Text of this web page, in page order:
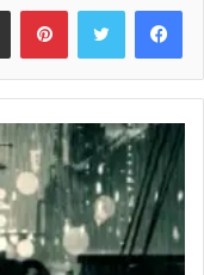
بينتيريست